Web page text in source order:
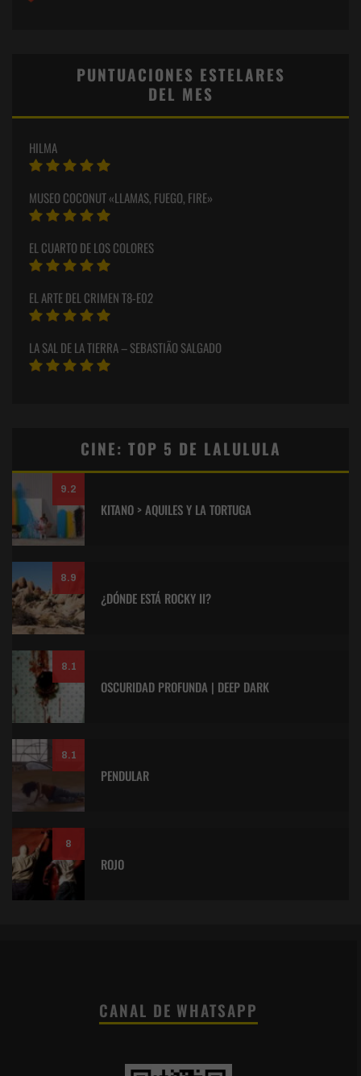
PUNTUACIONES ESTELARES
DEL MES
HILMA
MUSEO COCONUT «LLAMAS, FUEGO, FIRE»
EL CUARTO DE LOS COLORES
EL ARTE DEL CRIMEN T8-E02
LA SAL DE LA TIERRA – SEBASTIÃO SALGADO
CINE: TOP 5 DE LALULULA
9.2
KITANO > AQUILES Y LA TORTUGA
8.9
¿DÓNDE ESTÁ ROCKY II?
8.1
OSCURIDAD PROFUNDA | DEEP DARK
8.1
PENDULAR
8
ROJO
CANAL DE WHATSAPP